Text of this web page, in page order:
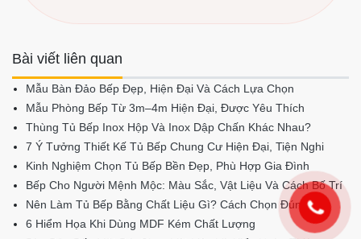
Đốc Công ty Nội
Thất Thuận Phát
Với hơn 15 năm kinh nghiệm trong lĩnh vực thiết
kế và thi công nội thất cao cấp, anh Ngô Thời là
người trực tiếp điều hành Nội Thất Thuận
Phát. Anh đã tư vấn và triển khai hàng nghìn dự
án tủ bếp và nội thất cho khách hàng trên toàn
quốc